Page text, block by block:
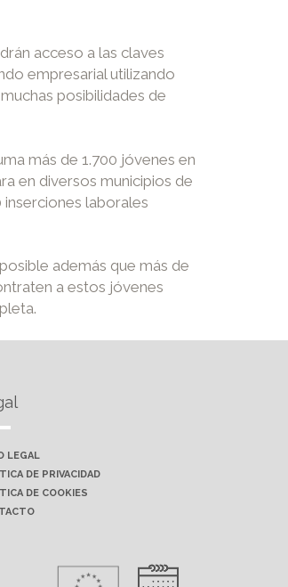
acceso a las claves
empresarial utilizando
posibilidades de
más de 1.700 jóvenes en
en diversos municipios de
laborales
además que más de
a estos jóvenes
LEGAL
DE PRIVACIDAD
DE COOKIES